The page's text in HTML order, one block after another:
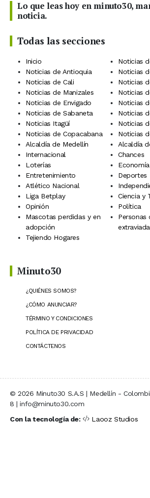
Lo que leas hoy en minuto30,
noticia.
Todas las secciones
Inicio
Noticias
Noticias de Antioquia
Noticias
Noticias de Cali
Noticias
Noticias de Manizales
Noticias
Noticias de Envigado
Noticias
Noticias de Sabaneta
Noticias
Noticias Itagüí
Noticias
Noticias de Copacabana
Noticias
Alcaldía de Medellín
Alcaldía
Internacional
Chances
Loterías
Economía
Entretenimiento
Deportes
Atlético Nacional
Liga Betplay
Ciencia y
Opinión
Política
Mascotas perdidas y en
adopción
Personas
Tejiendo Hogares
Minuto30
¿QUIÉNES SOMOS?
¿CÓMO ANUNCIAR?
TÉRMINO Y CONDICIONES
POLÍTICA DE PRIVACIDAD
CONTÁCTENOS
© 2026 Minuto30 S.A.S | Medellín -
8 | info@minuto30.com
Con la tecnología de:
Laooz Studios